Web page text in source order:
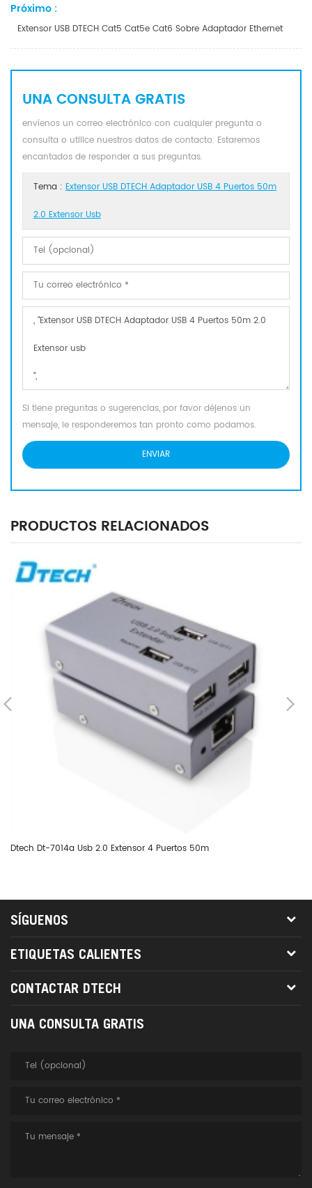
Próximo :
Extensor USB DTECH Cat5 Cat5e Cat6 Sobre Adaptador Ethernet
UNA CONSULTA GRATIS
envíenos un correo electrónico con cualquier pregunta o
consulta o utilice nuestros datos de contacto. Estaremos
encantados de responder a sus preguntas.
Tema : Extensor USB DTECH Adaptador USB 4 Puertos 50m
2.0 Extensor Usb
Si tiene preguntas o sugerencias, por favor déjenos un
mensaje, le responderemos tan pronto como podamos.
PRODUCTOS RELACIONADOS
Dtech Dt-7014a Usb 2.0 Extensor 4 Puertos 50m
SÍGUENOS
ETIQUETAS CALIENTES
CONTACTAR DTECH
UNA CONSULTA GRATIS